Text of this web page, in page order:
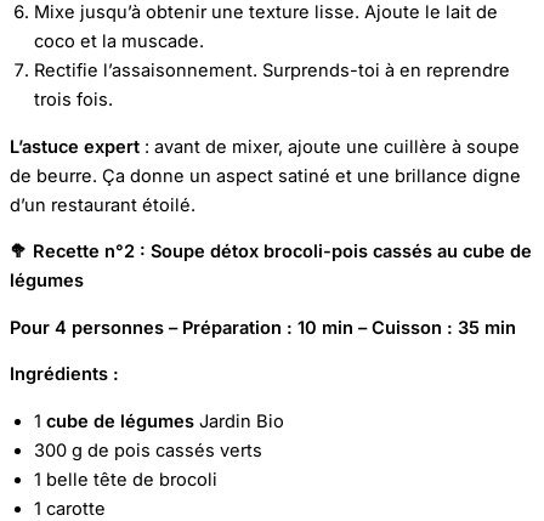
Mixe jusqu’à obtenir une texture lisse. Ajoute le lait de
coco et la muscade.
Rectifie l’assaisonnement. Surprends-toi à en reprendre
trois fois.
L’astuce expert : avant de mixer, ajoute une cuillère à soupe
de beurre. Ça donne un aspect satiné et une brillance digne
d’un restaurant étoilé.
🥦 Recette n°2 : Soupe détox brocoli-pois cassés au cube de
légumes
Pour 4 personnes – Préparation : 10 min – Cuisson : 35 min
Ingrédients :
1 cube de légumes Jardin Bio
300 g de pois cassés verts
1 belle tête de brocoli
1 carotte